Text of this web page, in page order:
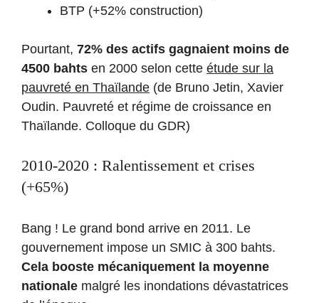
BTP (+52% construction)
Pourtant, 72% des actifs gagnaient moins de
4500 bahts en 2000 selon cette étude sur la
pauvreté en Thaïlande (de Bruno Jetin, Xavier
Oudin. Pauvreté et régime de croissance en
Thaïlande. Colloque du GDR)
2010-2020 : Ralentissement et crises
(+65%)
Bang ! Le grand bond arrive en 2011. Le
gouvernement impose un SMIC à 300 bahts.
Cela booste mécaniquement la moyenne
nationale malgré les inondations dévastatrices